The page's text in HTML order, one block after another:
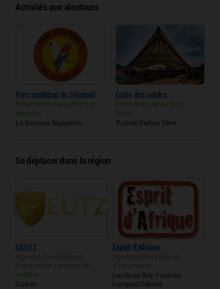
Activités aux alentours
Parc exotique du Sénégal
Hôtel Restaurants Parcs et
réserves
La Somone, Ngaparou
École des sables
Clubs et écoles de sport
Danse
Toubab Dialaw, Yène
Se déplacer dans la région
GEUTZ
Agences de voyages et
d’excursions Location de
voitures
Guéréo
Esprit d’Afrique
Agences de voyages et
d’excursions
Lac Rose Saly Portudal
Lompoul Sokone